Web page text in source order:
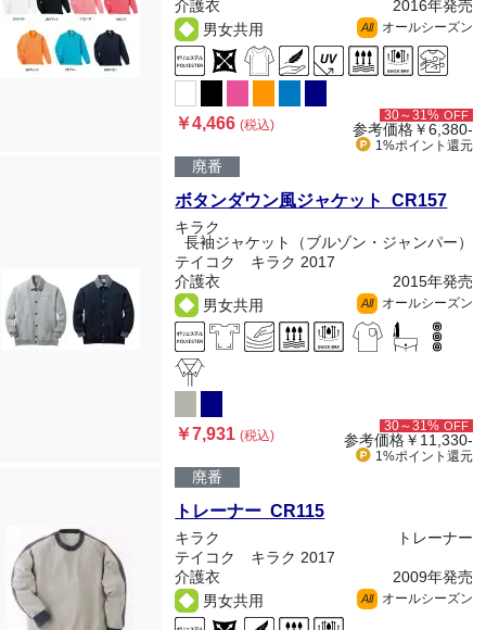
介護衣
2016年発売
男女共用
All オールシーズン
￥4,466(税込)
30～31% OFF
参考価格￥6,380-
1%ポイント 還元
廃番
ボタンダウン風ジャケット CR157
キラク
長袖ジャケット（ブルゾン・ジャンパー）
テイコク キラク 2017
介護衣
2015年発売
男女共用
All オールシーズン
￥7,931(税込)
30～31% OFF
参考価格￥11,330-
1%ポイント 還元
廃番
トレーナー CR115
キラク
トレーナー
テイコク キラク 2017
介護衣
2009年発売
男女共用
All オールシーズン